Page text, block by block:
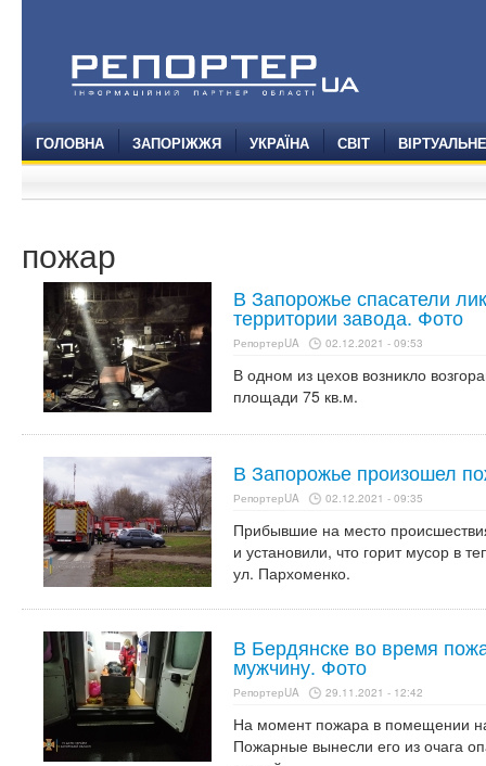
ГОЛОВНА ЗАПОРІЖЖЯ УКРАЇНА СВІТ
пожар
В Запорожье спасатели
территории завода. Фото
РепортерUA 02.12.2021 - 09:53
В одном из цехов возникло
площади 75 кв.м.
В Запорожье произошел
РепортерUA 02.12.2021 - 09:35
Прибывшие на место
и установили, что горит мусор в
ул. Пархоменко.
В Бердянске во время
мужчину. Фото
РепортерUA 29.11.2021 - 12:42
На момент пожара в помещении
Пожарные вынесли его из очага